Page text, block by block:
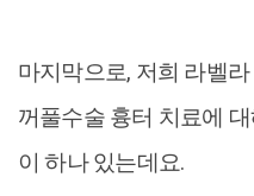
마지막으로, 저희 라벨
꺼풀수술 흉터 치료에
이 하나 있는데요.